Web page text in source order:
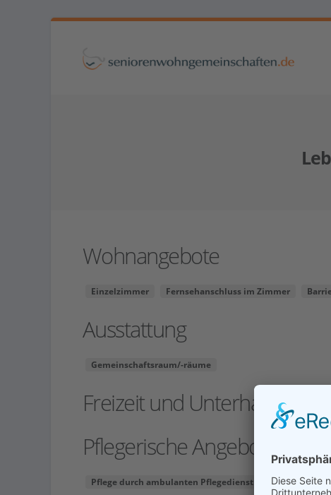
Wohnangebote
Einzelzimmer Fernsehanschluss im Zimmer
Ausstattung
Gemeinschaftsraum/-räume
Freizeit und Unterhaltung
Pflegerische Angebote
Pflege durch ambulanten Pflegedienst Junge Pflege